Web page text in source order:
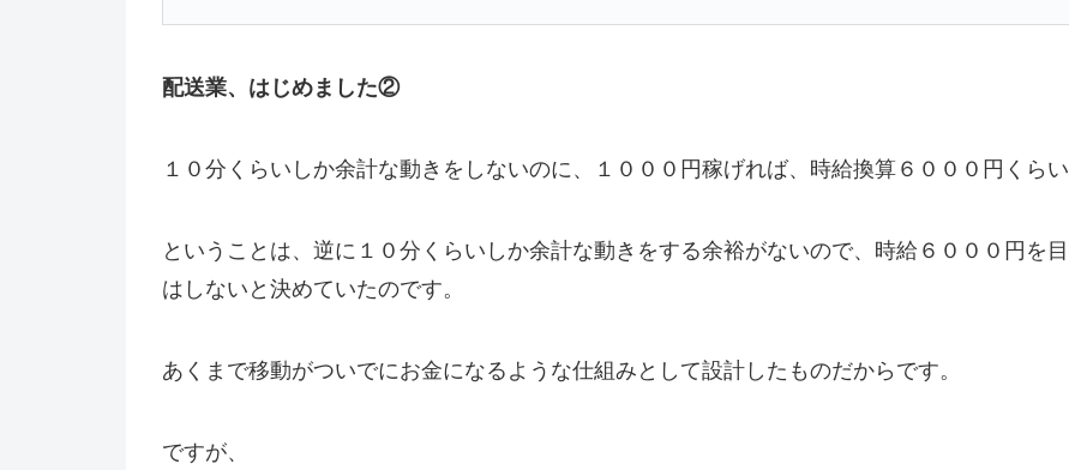
配送業、はじめました②
１０分くらいしか余計な動きをしないのに、１０００円稼げれば、時給換算６０００円くらい
ということは、逆に１０分くらいしか余計な動きをする余裕がないので、時給６０００円を
はしないと決めていたのです。
あくまで移動がついでにお金になるような仕組みとして設計したものだからです。
ですが、